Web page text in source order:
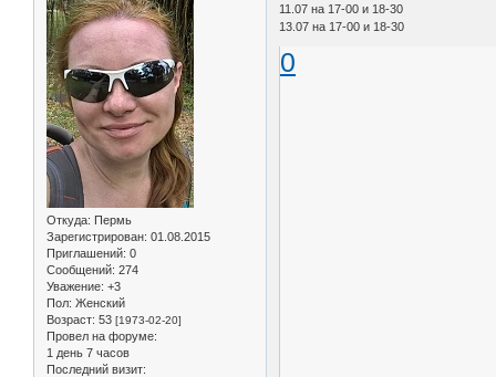
Откуда: Пермь
Зарегистрирован: 01.08.2015
Приглашений: 0
Сообщений: 274
Уважение: +3
Пол: Женский
Возраст: 53 [1973-02-20]
Провел на форуме:
1 день 7 часов
Последний визит:
11.07 на 17-00 и 18-30
13.07 на 17-00 и 18-30
0